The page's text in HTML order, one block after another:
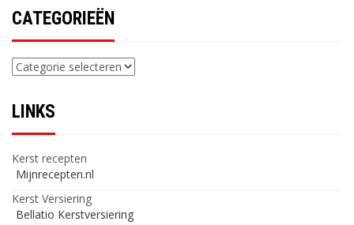
CATEGORIEËN
Categorieën
LINKS
Kerst recepten
Mijnrecepten.nl
Kerst Versiering
Bellatio Kerstversiering